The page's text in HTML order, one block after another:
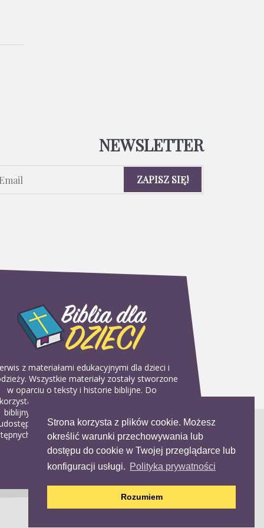
Strona korzysta z plików cookie. Możesz
określić warunki przechowywania lub
dostępu do cookie w Twojej przeglądarce lub
konfiguracji usługi. Polityka prywatności
Rozumiem
NEWSLETTER
z materiałami edukacyjnymi dla dzieci i
Wszystkie materiały zostały stworzone
w oparciu o teksty i historie biblijne. Do
w domu, na religii lub w szkółkach
biblijnych. Można je pobierać, drukować i
bez żadnych opłat. Materiałów
na serwisie nie można wykorzystywać
w celach komercyjnych.